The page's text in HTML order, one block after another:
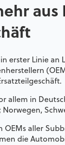
aus
erster Linie
allem in
Norwegen,
aller
die